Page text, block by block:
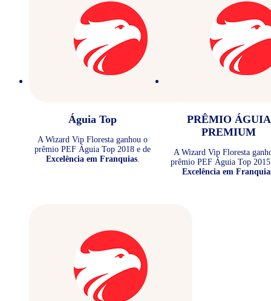
Águia Top
A Wizard Vip Floresta ganhou o
prêmio PEF Águia Top 2018 e de
Excelência em Franquias.
PRÊMIO ÁGUIA
PREMIUM
A Wizard Vip Floresta
prêmio PEF Águia Top 2015
Excelência em